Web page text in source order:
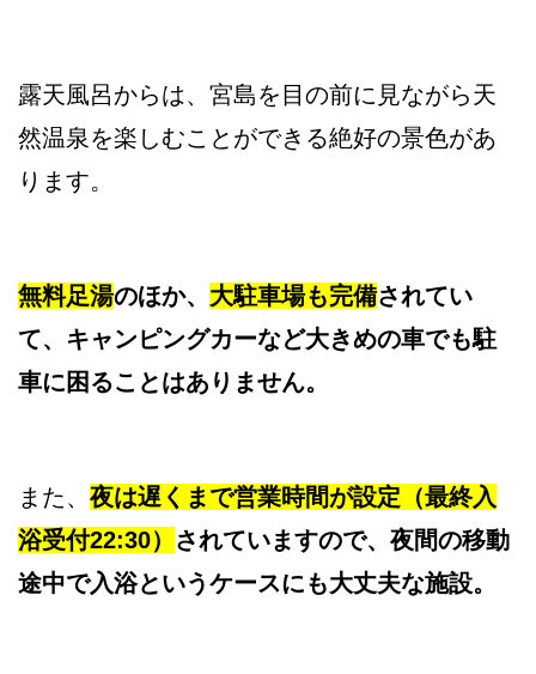
露天風呂からは、宮島を目の前に見ながら天
然温泉を楽しむことができる絶好の景色があ
ります。
無料足湯のほか、 大駐車場も完備されてい
て、キャンピングカーなど大きめの車でも駐
車に困ることはありません。
また、 夜は遅くまで営業時間が設定（最終入
浴受付22:30） されていますので、夜間の移動
途中で入浴というケースにも大丈夫な施設。